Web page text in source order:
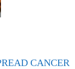
CANCER